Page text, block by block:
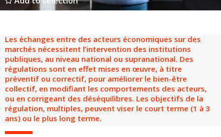
Les échanges entre des acteurs économiques sur des
marchés nécessitent l’intervention des institutions
publiques, au niveau national ou supranational. Des
régulations sont en effet mises en œuvre, à titre
préventif ou correctif, pour améliorer le bien-être
collectif, en modifiant les comportements des acteurs,
ou en corrigeant des déséquilibres. Les objectifs de la
régulation, multiples, peuvent viser le court terme (1 à 3
ans) ou le plus long terme.